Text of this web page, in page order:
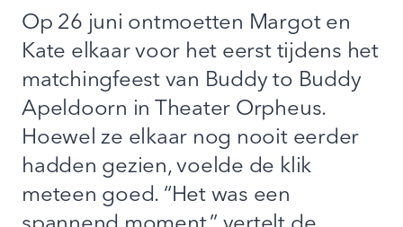
Op 26 juni ontmoetten Margot en
Kate elkaar voor het eerst tijdens het
matchingfeest van Buddy to Buddy
Apeldoorn in Theater Orpheus.
Hoewel ze elkaar nog nooit eerder
hadden gezien, voelde de klik
meteen goed. “Het was een